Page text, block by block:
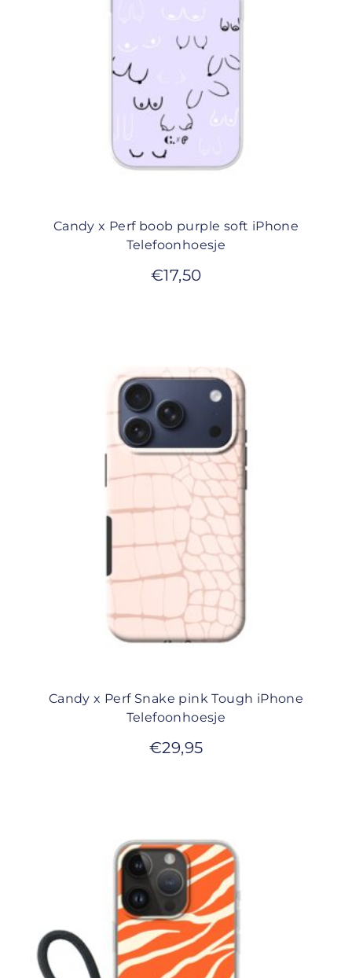
Candy x Perf boob purple soft iPhone
Telefoonhoesje
€17,50
Candy x Perf Snake pink Tough iPhone
Telefoonhoesje
€29,95